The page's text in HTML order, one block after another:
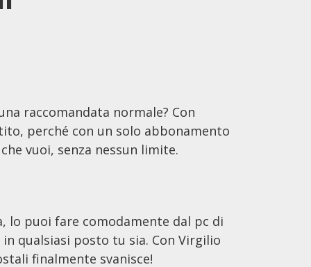
raccomandata normale? Con
perché con un solo abbonamento
vuoi, senza nessun limite.
lo puoi fare comodamente dal pc di
qualsiasi posto tu sia. Con Virgilio
finalmente svanisce!